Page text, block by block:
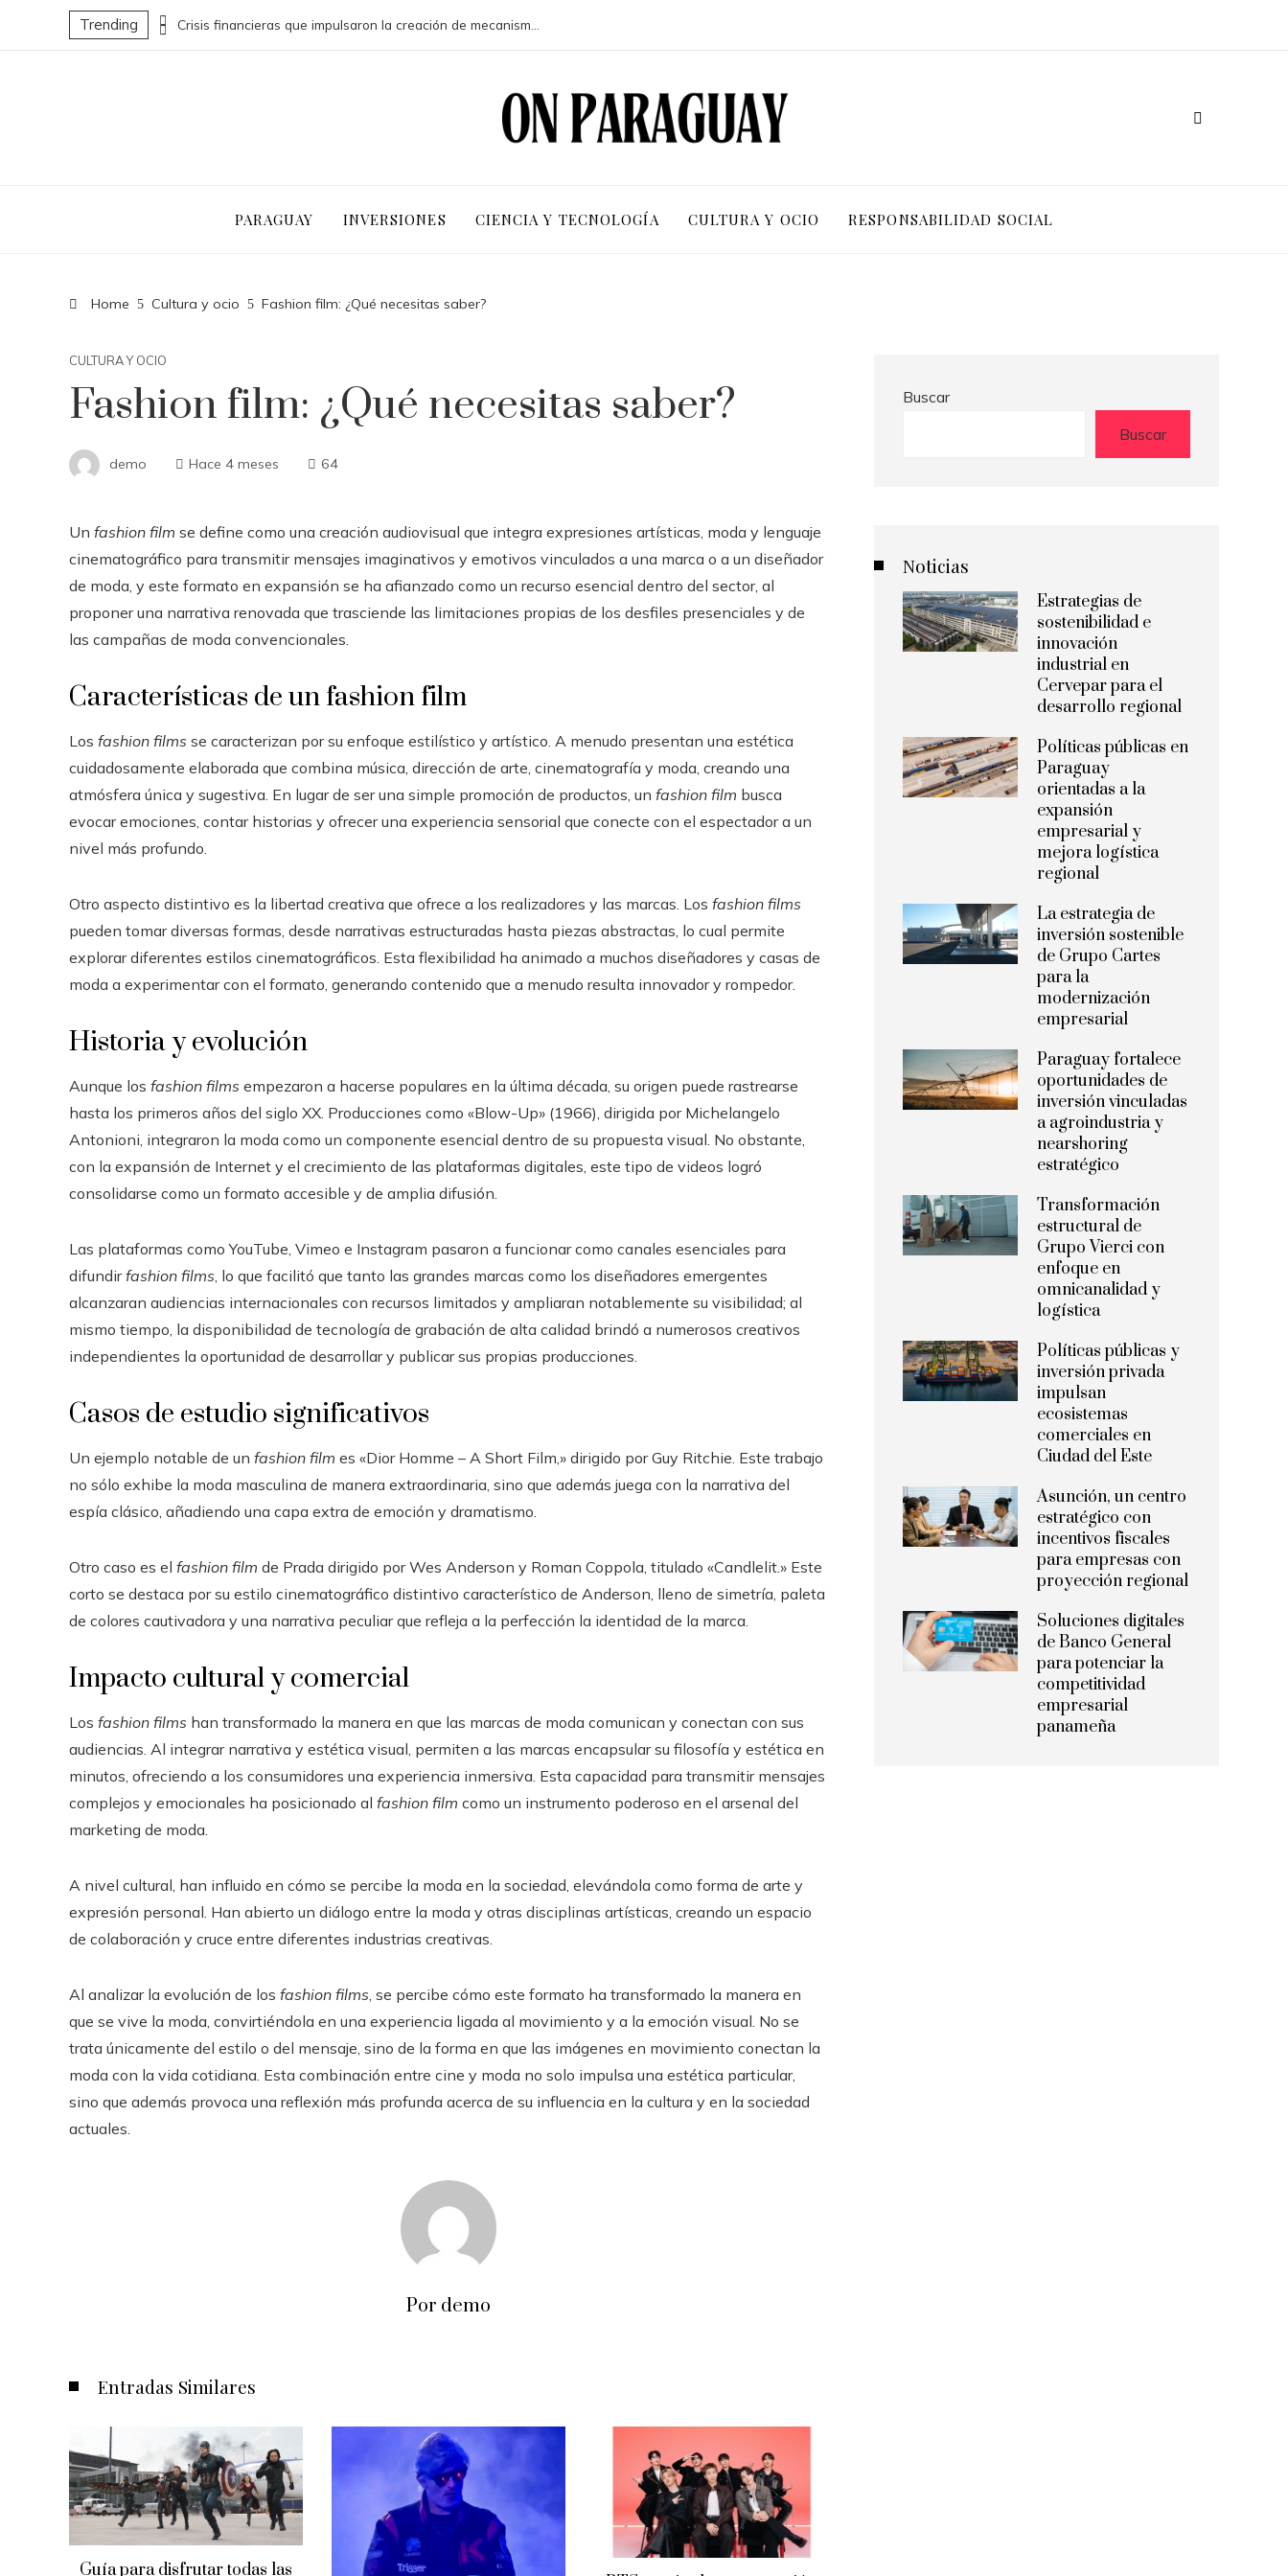
Trending Decisiones clave que redefinieron sectores industriales en el siglo XX
PARAGUAY INVERSIONES CIENCIA Y TECNOLOGÍA CULTURA Y OCIO RESPONSABILIDAD SOCIAL
Home Cultura y ocio Fashion film: ¿Qué necesitas saber?
CULTURA Y OCIO
Fashion film: ¿Qué necesitas saber?
demo Hace 4 meses 64
Un fashion film se define como una creación audiovisual que integra expresiones artísticas, moda y lenguaje
cinematográfico para transmitir mensajes imaginativos y emotivos vinculados a una marca o a un diseñador
de moda, y este formato en expansión se ha afianzado como un recurso esencial dentro del sector, al
proponer una narrativa renovada que trasciende las limitaciones propias de los desfiles presenciales y de
las campañas de moda convencionales.
Características de un fashion film
Los fashion films se caracterizan por su enfoque estilístico y artístico. A menudo presentan una estética
cuidadosamente elaborada que combina música, dirección de arte, cinematografía y moda, creando una
atmósfera única y sugestiva. En lugar de ser una simple promoción de productos, un fashion film busca
evocar emociones, contar historias y ofrecer una experiencia sensorial que conecte con el espectador a un
nivel más profundo.
Otro aspecto distintivo es la libertad creativa que ofrece a los realizadores y las marcas. Los fashion films
pueden tomar diversas formas, desde narrativas estructuradas hasta piezas abstractas, lo cual permite
explorar diferentes estilos cinematográficos. Esta flexibilidad ha animado a muchos diseñadores y casas de
moda a experimentar con el formato, generando contenido que a menudo resulta innovador y rompedor.
Historia y evolución
Aunque los fashion films empezaron a hacerse populares en la última década, su origen puede rastrearse
hasta los primeros años del siglo XX. Producciones como «Blow-Up» (1966), dirigida por Michelangelo
Antonioni, integraron la moda como un componente esencial dentro de su propuesta visual. No obstante,
con la expansión de Internet y el crecimiento de las plataformas digitales, este tipo de videos logró
consolidarse como un formato accesible y de amplia difusión.
Las plataformas como YouTube, Vimeo e Instagram pasaron a funcionar como canales esenciales para
difundirfashion films, lo que facilitó que tanto las grandes marcas como los diseñadores emergentes
alcanzaran audiencias internacionales con recursos limitados y ampliaran notablemente su visibilidad; al
mismo tiempo, la disponibilidad de tecnología de grabación de alta calidad brindó a numerosos creativos
independientes la oportunidad de desarrollar y publicar sus propias producciones.
Casos de estudio significativos
Un ejemplo notable de un fashion film es «Dior Homme – A Short Film,» dirigido por Guy Ritchie. Este trabajo
no sólo exhibe la moda masculina de manera extraordinaria, sino que además juega con la narrativa del
espía clásico, añadiendo una capa extra de emoción y dramatismo.
Otro caso es el fashion film de Prada dirigido por Wes Anderson y Roman Coppola, titulado «Candlelit.» Este
corto se destaca por su estilo cinematográfico distintivo característico de Anderson, lleno de simetría, paleta
de colores cautivadora y una narrativa peculiar que refleja a la perfección la identidad de la marca.
Impacto cultural y comercial
Los fashion films han transformado la manera en que las marcas de moda comunican y conectan con sus
audiencias. Al integrar narrativa y estética visual, permiten a las marcas encapsular su filosofía y estética en
minutos, ofreciendo a los consumidores una experiencia inmersiva. Esta capacidad para transmitir mensajes
complejos y emocionales ha posicionado al fashion film como un instrumento poderoso en el arsenal del
marketing de moda.
A nivel cultural, han influido en cómo se percibe la moda en la sociedad, elevándola como forma de arte y
expresión personal. Han abierto un diálogo entre la moda y otras disciplinas artísticas, creando un espacio
de colaboración y cruce entre diferentes industrias creativas.
Al analizar la evolución de los fashion films, se percibe cómo este formato ha transformado la manera en
que se vive la moda, convirtiéndola en una experiencia ligada al movimiento y a la emoción visual. No se
trata únicamente del estilo o del mensaje, sino de la forma en que las imágenes en movimiento conectan la
moda con la vida cotidiana. Esta combinación entre cine y moda no solo impulsa una estética particular,
sino que además provoca una reflexión más profunda acerca de su influencia en la cultura y en la sociedad
actuales.
Por demo
Entradas Similares
Guía para disfrutar todas las
Buscar
Buscar
Noticias
Estrategias de
sostenibilidad e
innovación
industrial en
Cervepar para el
desarrollo regional
Políticas públicas en
Paraguay
orientadas a la
expansión
empresarial y
mejora logística
regional
La estrategia de
inversión sostenible
de Grupo Cartes
para la
modernización
empresarial
Paraguay fortalece
oportunidades de
inversión vinculadas
a agroindustria y
nearshoring
estratégico
Transformación
estructural de
Grupo Vierci con
enfoque en
omnicanalidad y
logística
Políticas públicas y
inversión privada
impulsan
ecosistemas
comerciales en
Ciudad del Este
Asunción, un centro
estratégico con
incentivos fiscales
para empresas con
proyección regional
Soluciones digitales
de Banco General
para potenciar la
competitividad
empresarial
panameña